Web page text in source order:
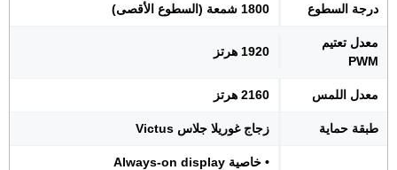
درجة السطوع 1800 شمعة (السطوع الأقصى)
معدل تعتيم
PWM
1920 هرتز
معدل اللمس 2160 هرتز
طبقة حماية زجاج غوريلا جلاس Victus
• خاصية Always-on display